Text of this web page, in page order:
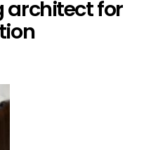
architect for